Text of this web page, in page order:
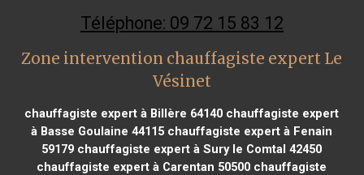
Téléphone: 09 72 15 83 12
Zone intervention chauffagiste expert Le
Vésinet
chauffagiste expert à Billère 64140 chauffagiste expert
à Basse Goulaine 44115 chauffagiste expert à Fenain
59179 chauffagiste expert à Sury le Comtal 42450
chauffagiste expert à Carentan 50500 chauffagiste